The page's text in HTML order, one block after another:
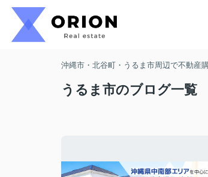
沖縄市・北谷町・うるま市周辺で不動産
うるま市のブログ一覧